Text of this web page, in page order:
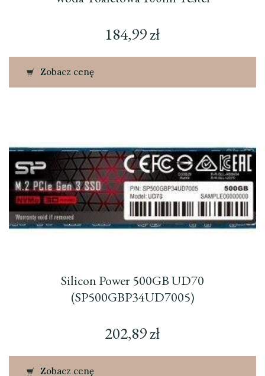
184,99zł
Zobacz cenę
Silicon Power 500GB UD70
(SP500GBP34UD7005)
202,89zł
Zobacz cenę